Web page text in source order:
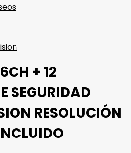
+ 12
SEGURIDAD
RESOLUCIÓN